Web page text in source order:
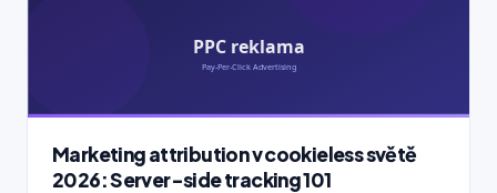
Marketing attribution v cookieless světě
2026: Server-side tracking 101